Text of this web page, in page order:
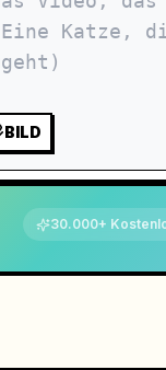
BILD
30.000+